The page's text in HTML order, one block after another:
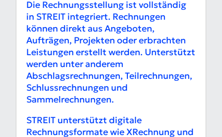
Die Rechnungsstellung ist vollständig
in STREIT integriert. Rechnungen
können direkt aus Angeboten,
Aufträgen, Projekten oder erbrachten
Leistungen erstellt werden. Unterstützt
werden unter anderem
Abschlagsrechnungen, Teilrechnungen,
Schlussrechnungen und
Sammelrechnungen.
STREIT unterstützt digitale
Rechnungsformate wie XRechnung und